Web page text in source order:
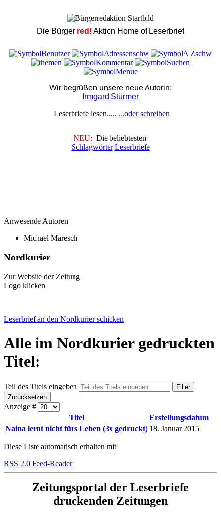
Die Bürger red! Aktion Home of Leserbrief
Wir begrüßen unsere neue Autorin:
Irmgard Stürmer
Leserbriefe lesen..... ...oder schreiben
NEU: Die beliebtesten:
Schlagwörter Leserbriefe
Anwesende Autoren
Michael Maresch
Nordkurier
Zur Website der Zeitung
Logo klicken
Leserbrief an den Nordkurier schicken
Alle im Nordkurier gedruckten
Titel:
Teil des Titels eingeben
Filter
Zurücksetzen
Anzeige #
Titel
Erstellungsdatum
Naina lernt nicht fürs Leben (3x gedruckt) 18. Januar 2015
Diese Liste automatisch erhalten mit
RSS 2.0 Feed-Reader
Zeitungsportal der Leserbriefe
druckenden Zeitungen